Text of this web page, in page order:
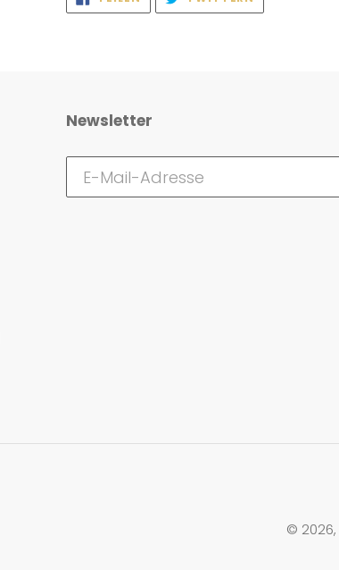
FACEBOOK
TEILEN TWITTERN
Newsletter
© 2026,